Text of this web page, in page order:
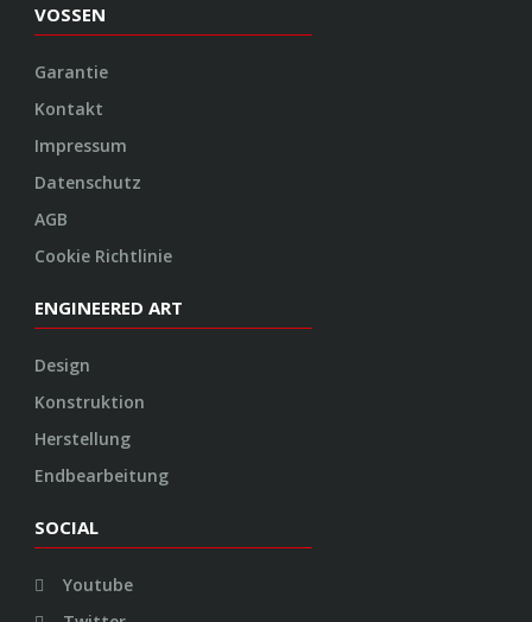
VOSSEN
Garantie
Kontakt
Impressum
Datenschutz
AGB
Cookie Richtlinie
ENGINEERED ART
Design
Konstruktion
Herstellung
Endbearbeitung
SOCIAL
Youtube